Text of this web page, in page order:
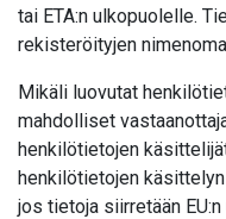
tai ETA:n ulkopuolelle.
rekisteröityjen
Mikäli luovutat
mahdolliset
henkilötietojen
henkilötietojen
jos tietoja siirretään